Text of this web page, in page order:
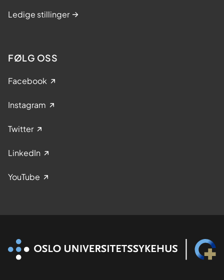
Ledige stillinger
FØLG OSS
Facebook
Instagram
Twitter
LinkedIn
YouTube